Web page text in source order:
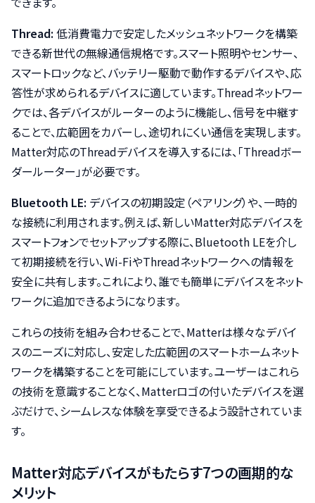
Thread:低消費電力で安定したメッシュネットワークを構築
できる新世代の無線通信規格です。スマート照明やセンサー、
スマートロックなど、バッテリー駆動で動作するデバイスや、応
答性が求められるデバイスに適しています。Threadネットワー
クでは、各デバイスがルーターのように機能し、信号を中継す
ることで、広範囲をカバーし、途切れにくい通信を実現します。
Matter対応のThreadデバイスを導入するには、「Threadボー
ダールーター」が必要です。
Bluetooth LE: デバイスの初期設定（ペアリング）や、一時的
な接続に利用されます。例えば、新しいMatter対応デバイスを
スマートフォンでセットアップする際に、Bluetooth LEを介し
て初期接続を行い、Wi-FiやThreadネットワークへの情報を
安全に共有します。これにより、誰でも簡単にデバイスをネット
ワークに追加できるようになります。
これらの技術を組み合わせることで、Matterは様々なデバイ
スのニーズに対応し、安定した広範囲のスマートホームネット
ワークを構築することを可能にしています。ユーザーはこれら
の技術を意識することなく、Matterロゴの付いたデバイスを選
ぶだけで、シームレスな体験を享受できるよう設計されていま
す。
Matter対応デバイスがもたらす7つの画期的な
メリット